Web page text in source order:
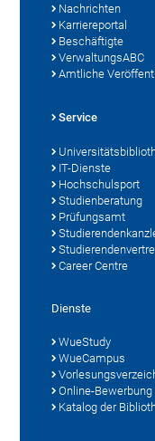
Nachrichten
Karriereportal
Beschäftigte
VerwaltungsABC
Amtliche
Service
IT-Dienste
Hochschulsport
Studienberatung
Prüfungsamt
Career Centre
Dienste
WueStudy
WueCampus
Online-
Katalog der